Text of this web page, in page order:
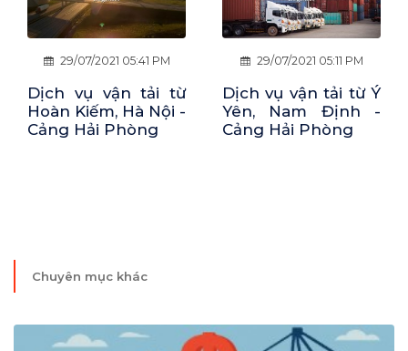
29/07/2021 05:11 PM
Dịch vụ vận tải từ Ý
Yên, Nam Định -
Cảng Hải Phòng
29/07/2021 05:55 PM
Dịch vụ vận tải từ
Cảng Hải Phòng -
Quảng Yên, Quảng
Chuyên mục khác